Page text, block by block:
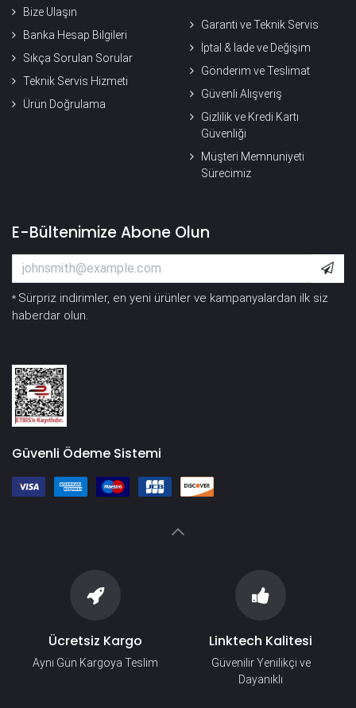
Bize Ulaşın
Banka Hesap Bilgileri
Sıkça Sorulan Sorular
Teknik Servis Hizmeti
Ürün Doğrulama
Garanti ve Teknik Servis
İptal & İade ve Değişim
Gönderim ve Teslimat
Güvenli Alışveriş
Gizlilik ve Kredi Kartı
Güvenliği
Müşteri Memnuniyeti
Sürecimiz
E-Bültenimize Abone Olun
* Sürpriz indirimler, en yeni ürünler ve kampanyalardan ilk siz
haberdar olun.
Güvenli Ödeme Sistemi
Ücretsiz Kargo
Aynı Gün Kargoya Teslim
Linktech Kalitesi
Güvenilir Yenilikçi ve
Dayanıklı